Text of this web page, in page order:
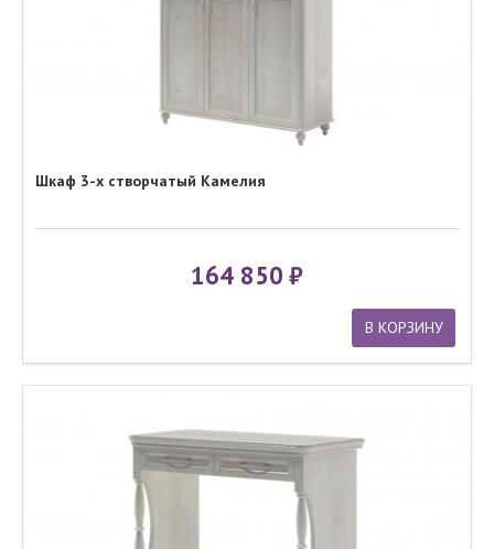
Шкаф 3-х створчатый Камелия
164 850
В КОРЗИНУ